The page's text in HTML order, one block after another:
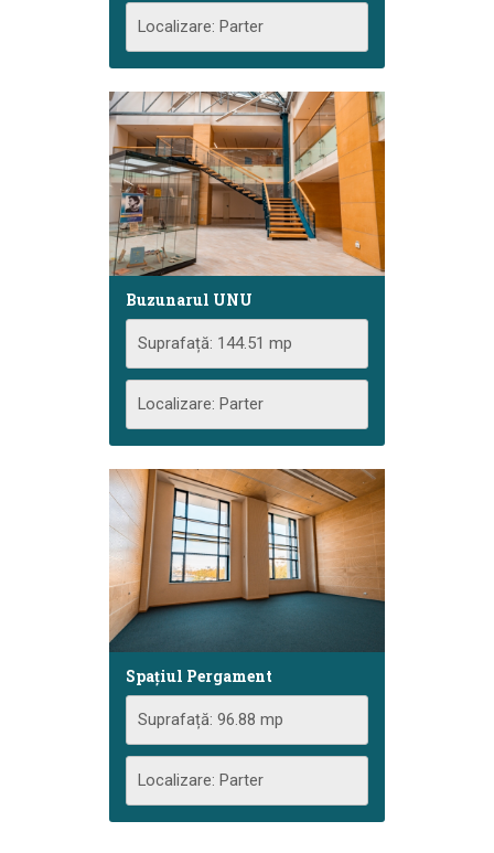
Localizare: Parter
Buzunarul UNU
Suprafață: 144.51 mp
Localizare: Parter
Spațiul Pergament
Suprafață: 96.88 mp
Localizare: Parter